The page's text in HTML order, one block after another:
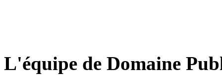
L'équipe de Domaine